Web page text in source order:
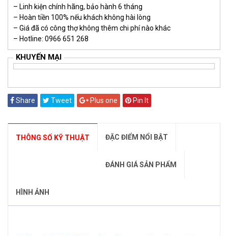
– Linh kiện chính hãng, bảo hành 6 tháng
– Hoàn tiền 100% nếu khách không hài lòng
– Giá đã có công thợ không thêm chi phí nào khác
– Hotline: 0966 651 268
KHUYẾN MẠI
Share Tweet Plus one Pin It
THÔNG SỐ KỸ THUẬT ĐẶC ĐIỂM NỔI BẬT
ĐÁNH GIÁ SẢN PHẨM
HÌNH ẢNH